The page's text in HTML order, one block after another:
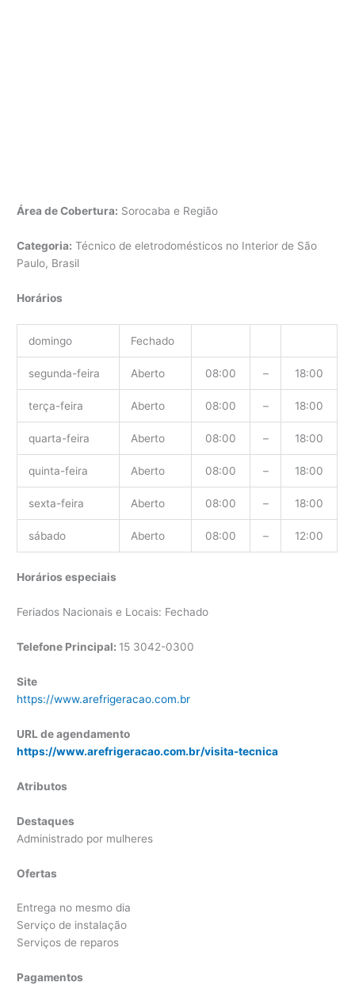
Área de Cobertura: Sorocaba e Região
Categoria: Técnico de eletrodomésticos no Interior de São
Paulo, Brasil
Horários
domingo Fechado
segunda-feira Aberto 08:00 – 18:00
terça-feira Aberto 08:00 – 18:00
quarta-feira Aberto 08:00 – 18:00
quinta-feira Aberto 08:00 – 18:00
sexta-feira Aberto 08:00 – 18:00
sábado Aberto 08:00 – 12:00
Horários especiais
Feriados Nacionais e Locais: Fechado
Telefone Principal: 15 3042-0300
Site
https://www.arefrigeracao.com.br
URL de agendamento
https://www.arefrigeracao.com.br/visita-tecnica
Atributos
Destaques
Administrado por mulheres
Ofertas
Entrega no mesmo dia
Serviço de instalação
Serviços de reparos
Pagamentos